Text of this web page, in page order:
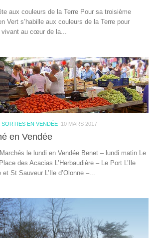
aux couleurs de la Terre Pour sa troisième
Vert s’habille aux couleurs de la Terre pour
vivant au cœur de la...
SORTIES EN VENDÉE 10 MARS 2017
en Vendée
le lundi en Vendée Benet – lundi matin Le
des Acacias L’Herbaudière – Le Port L’Ile
St Sauveur L’Ile d’Olonne –...